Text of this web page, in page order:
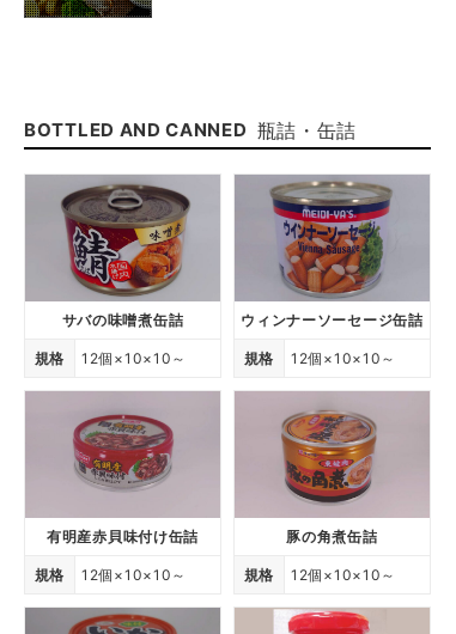
BOTTLED AND CANNED 瓶詰・缶詰
サバの味噌煮缶詰
規格 12個×10×10～
ウィンナーソーセージ缶詰
規格 12個×10×10～
有明産赤貝味付け缶詰
規格 12個×10×10～
豚の角煮缶詰
規格 12個×10×10～